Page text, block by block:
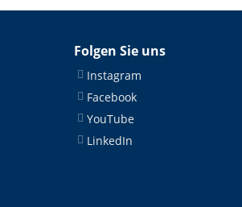
Folgen Sie uns
Instagram
Facebook
YouTube
LinkedIn